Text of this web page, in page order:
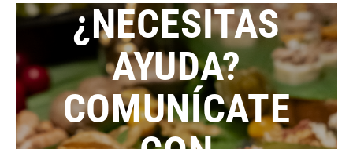
¿NECESITAS
AYUDA?
COMUNÍCATE